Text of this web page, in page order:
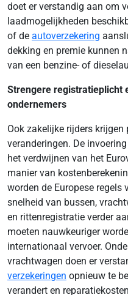
doet er verstandig aan om
laadmogelijkheden
of de autoverzekering
dekking en premie kunnen
van een benzine- of
Strengere registratieplicht
ondernemers
Ook zakelijke rijders
veranderingen. De
het verdwijnen van het
manier van
worden de Europese regels
snelheid van bussen,
en rittenregistratie verder
moeten nauwkeuriger
internationaal vervoer.
vrachtwagen doen er
verzekeringen opnieuw te
verandert en